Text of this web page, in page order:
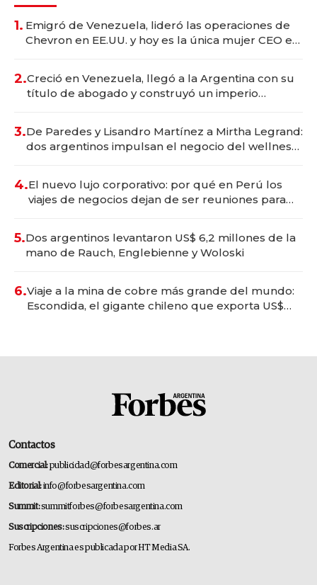
1. Emigró de Venezuela, lideró las operaciones de
Chevron en EE.UU. y hoy es la única mujer CEO en
2.Creció en Venezuela, llegó a la Argentina con su
título de abogado y construyó un imperio
3.De Paredes y Lisandro Martínez a Mirtha Legrand:
dos argentinos impulsan el negocio del wellness
4.El nuevo lujo corporativo: por qué en Perú los
viajes de negocios dejan de ser reuniones para
5.Dos argentinos levantaron US$ 6,2 millones de la
mano de Rauch, Englebienne y Woloski
6.Viaje a la mina de cobre más grande del mundo:
Escondida, el gigante chileno que exporta US$
Contactos
Comercial:publicidad@forbesargentina.com
Editorial:info@forbesargentina.com
Summit:summitforbes@forbesargentina.com
Suscripciones:suscripciones@forbes.ar
Forbes Argentina es publicada por HT Media SA.